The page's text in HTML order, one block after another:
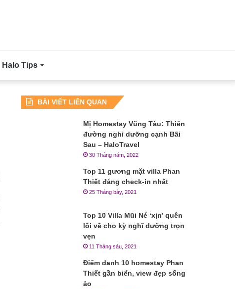
Halo Tips
BÀI VIẾT LIÊN QUAN
Mị Homestay Vũng Tàu: Thiên
đường nghỉ dưỡng cạnh Bãi
Sau – HaloTravel
30 Tháng năm, 2022
Top 11 gương mặt villa Phan
Thiết đáng check-in nhất
25 Tháng bảy, 2021
Top 10 Villa Mũi Né ‘xịn’ quên
lối về cho kỳ nghĩ dưỡng trọn
vẹn
11 Tháng sáu, 2021
Điểm danh 10 homestay Phan
Thiết gần biển, view đẹp sống
ảo